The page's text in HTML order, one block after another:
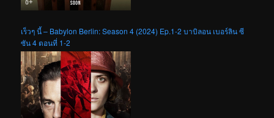
เร็วๆ นี้ – Babylon Berlin: Season 4 (2024) Ep.1-2 บาบิลอน เบอร์ลิน ซี
ซัน 4 ตอนที่ 1-2